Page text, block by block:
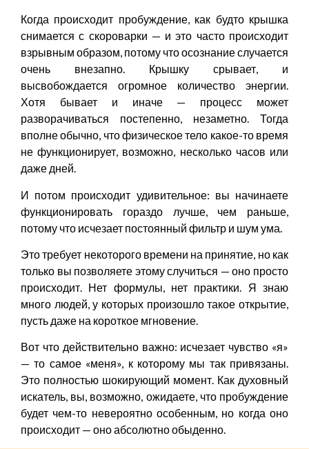
Когда происходит пробуждение, как будто крышка
снимается с скороварки — и это часто происходит
взрывным образом, потому что осознание случается
очень внезапно. Крышку срывает, и
высвобождается огромное количество энергии.
Хотя бывает и иначе — процесс может
разворачиваться постепенно, незаметно. Тогда
вполне обычно, что физическое тело какое-то время
не функционирует, возможно, несколько часов или
даже дней.
И потом происходит удивительное: вы начинаете
функционировать гораздо лучше, чем раньше,
потому что исчезает постоянный фильтр и шум ума.
Это требует некоторого времени на принятие, но как
только вы позволяете этому случиться — оно просто
происходит. Нет формулы, нет практики. Я знаю
много людей, у которых произошло такое открытие,
пусть даже на короткое мгновение.
Вот что действительно важно: исчезает чувство «я»
— то самое «меня», к которому мы так привязаны.
Это полностью шокирующий момент. Как духовный
искатель, вы, возможно, ожидаете, что пробуждение
будет чем-то невероятно особенным, но когда оно
происходит — оно абсолютно обыденно.